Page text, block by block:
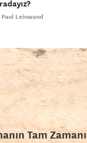
Paul Leinwand
Tam Zamanı